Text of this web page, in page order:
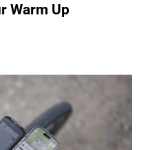
Warm Up